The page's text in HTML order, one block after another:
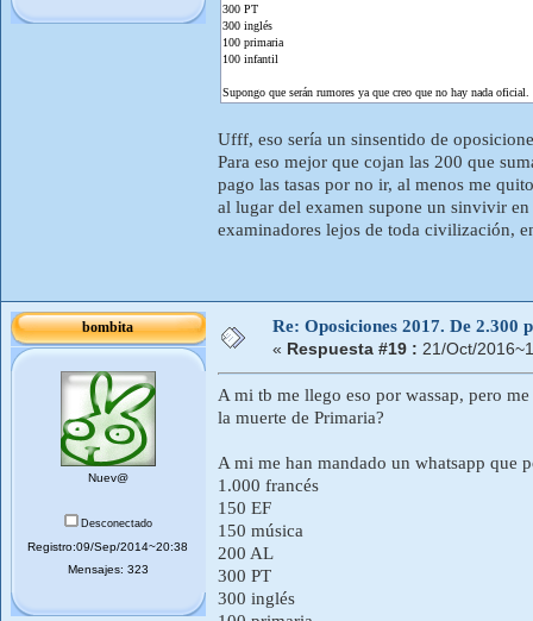
300 PT
300 inglés
100 primaria
100 infantil
Supongo que serán rumores ya que creo que no hay nada oficial.
Ufff, eso sería un sinsentido de
Para eso mejor que cojan las 200 que
pago las tasas por no ir, al menos me
al lugar del examen supone un sinvivir
examinadores lejos de toda civilización,
bombita
Nuev@
Desconectado
Registro:09/Sep/2014~20:38
Mensajes: 323
Re: Oposiciones 2017. De 2.300
« Respuesta #19 : 21/Oct/
A mi tb me llego eso por wassap, pero
la muerte de Primaria?
A mi me han mandado un whatsapp que
1.000 francés
150 EF
150 música
200 AL
300 PT
300 inglés